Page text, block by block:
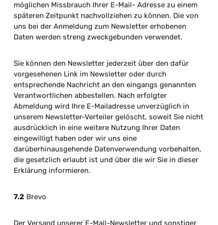
möglichen Missbrauch Ihrer E-Mail- Adresse zu einem
späteren Zeitpunkt nachvollziehen zu können. Die von
uns bei der Anmeldung zum Newsletter erhobenen
Daten werden streng zweckgebunden verwendet.
Sie können den Newsletter jederzeit über den dafür
vorgesehenen Link im Newsletter oder durch
entsprechende Nachricht an den eingangs genannten
Verantwortlichen abbestellen. Nach erfolgter
Abmeldung wird Ihre E-Mailadresse unverzüglich in
unserem Newsletter-Verteiler gelöscht, soweit Sie nicht
ausdrücklich in eine weitere Nutzung Ihrer Daten
eingewilligt haben oder wir uns eine
darüberhinausgehende Datenverwendung vorbehalten,
die gesetzlich erlaubt ist und über die wir Sie in dieser
Erklärung informieren.
7.2 Brevo
Der Versand unserer E-Mail-Newsletter und sonstiger